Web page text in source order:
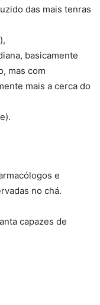
das mais tenras
basicamente
mas com
mais a cerca do
e
no chá.
capazes de